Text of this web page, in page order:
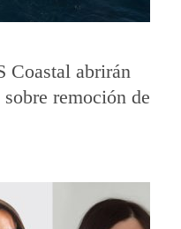
Coastal abrirán
remoción de